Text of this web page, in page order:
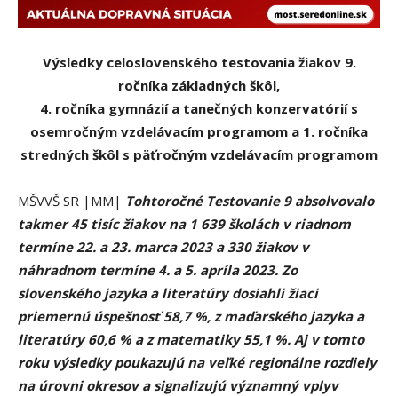
Výsledky celoslovenského testovania žiakov 9.
ročníka základných škôl,
4. ročníka gymnázií a tanečných konzervatórií s
osemročným vzdelávacím programom a 1. ročníka
stredných škôl s päťročným vzdelávacím programom
MŠVVŠ SR |MM| Tohtoročné Testovanie 9 absolvovalo
takmer 45 tisíc žiakov na 1 639 školách v riadnom
termíne 22. a 23. marca 2023 a 330 žiakov v
náhradnom termíne 4. a 5. apríla 2023. Zo
slovenského jazyka a literatúry dosiahli žiaci
priemernú úspešnosť 58,7 %, z maďarského jazyka a
literatúry 60,6 % a z matematiky 55,1 %. Aj v tomto
roku výsledky poukazujú na veľké regionálne rozdiely
na úrovni okresov a signalizujú významný vplyv